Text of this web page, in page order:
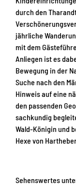
durch den
jährliche
mit dem
Anliegen ist es
Bewegung in der
Suche nach den
Hinweis auf eine
den passenden
sachkundig
Wald-Königin und
Hexe von
Sehenswertes